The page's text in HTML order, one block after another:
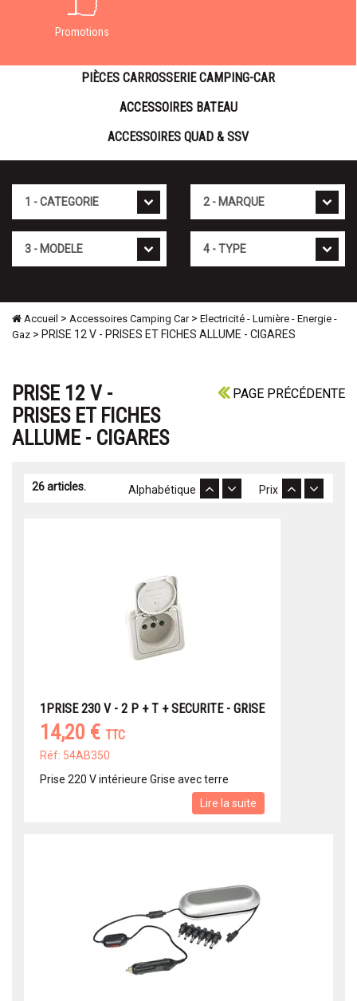
Promotions
PIÈCES CARROSSERIE CAMPING-CAR
ACCESSOIRES BATEAU
ACCESSOIRES QUAD & SSV
Accueil > Accessoires Camping Car> Electricité - Lumière - Energie -
Gaz > PRISE 12 V - PRISES ET FICHES ALLUME - CIGARES
PAGE PRÉCÉDENTE
PRISE 12 V -
PRISES ET FICHES
ALLUME - CIGARES
26 articles. Prix
Alphabétique
1PRISE 230 V - 2 P + T + SECURITE - GRISE
14,20 € TTC
Réf: 54AB350
Prise 220 V intérieure Grise avec terre
Lire la suite